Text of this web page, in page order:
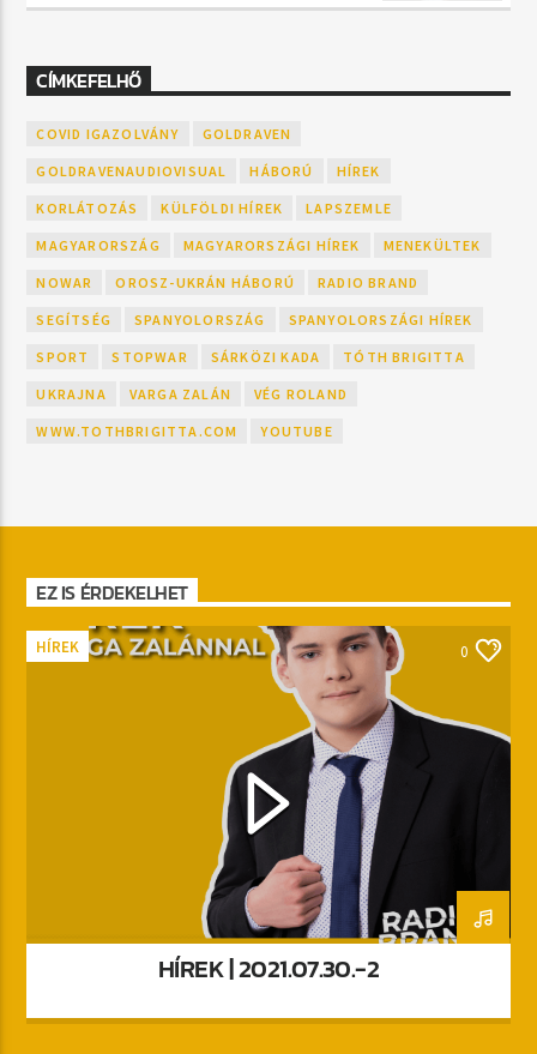
CÍMKEFELHŐ
COVID IGAZOLVÁNY GOLDRAVEN
GOLDRAVENAUDIOVISUAL HÁBORÚ HÍREK
KORLÁTOZÁS KÜLFÖLDI HÍREK LAPSZEMLE
MAGYARORSZÁG MAGYARORSZÁGI HÍREK MENEKÜLTEK
NOWAR OROSZ-UKRÁN HÁBORÚ RADIO BRAND
SEGÍTSÉG SPANYOLORSZÁG SPANYOLORSZÁGI HÍREK
SPORT STOPWAR SÁRKÖZI KADA TÓTH BRIGITTA
UKRAJNA VARGA ZALÁN VÉG ROLAND
WWW.TOTHBRIGITTA.COM YOUTUBE
EZ IS ÉRDEKELHET
HÍREK 0
HÍREK | 2021.07.30.-2